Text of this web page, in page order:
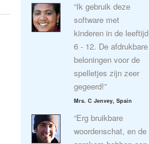
“Ik gebruik deze
software met
kinderen in de leeftijd
6 - 12. De afdrukbare
beloningen voor de
spelletjes zijn zeer
gegeerd!”
Mrs. C Jenvey, Spain
“Erg bruikbare
woordenschat, en de